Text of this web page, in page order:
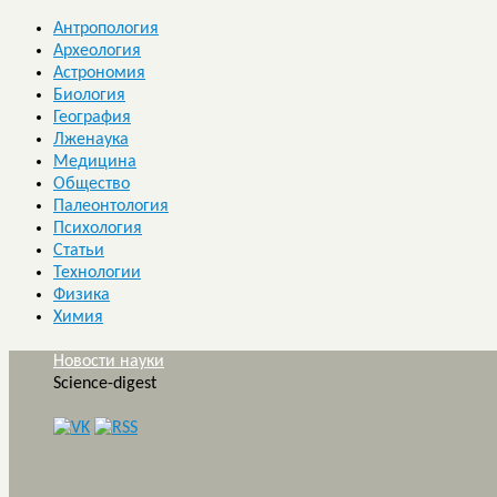
Антропология
Археология
Астрономия
Биология
География
Лженаука
Медицина
Общество
Палеонтология
Психология
Статьи
Технологии
Физика
Химия
Новости науки
Science-digest